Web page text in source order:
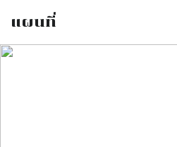
แผนที่